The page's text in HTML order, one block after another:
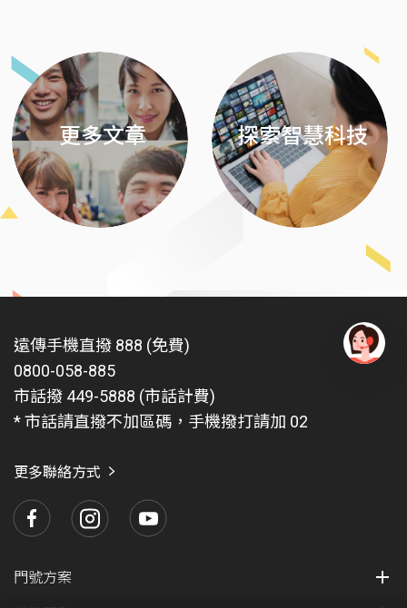
更多文章 探索智慧科技
遠傳手機直撥 888 (免費)
0800-058-885
市話撥 449-5888 (市話計費)
* 市話請直撥不加區碼，手機撥打請加 02
更多聯絡方式
門號方案